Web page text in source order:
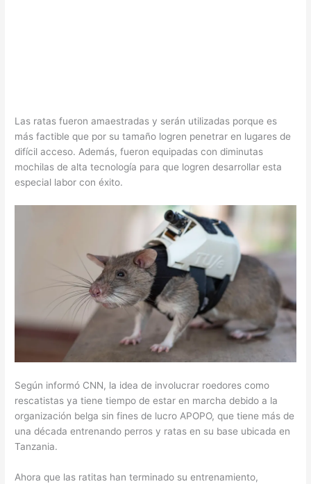
Las ratas fueron amaestradas y serán utilizadas porque es
más factible que por su tamaño logren penetrar en lugares de
difícil acceso. Además, fueron equipadas con diminutas
mochilas de alta tecnología para que logren desarrollar esta
especial labor con éxito.
Según informó CNN, la idea de involucrar roedores como
rescatistas ya tiene tiempo de estar en marcha debido a la
organización belga sin fines de lucro APOPO, que tiene más de
una década entrenando perros y ratas en su base ubicada en
Tanzania.
Ahora que las ratitas han terminado su entrenamiento,